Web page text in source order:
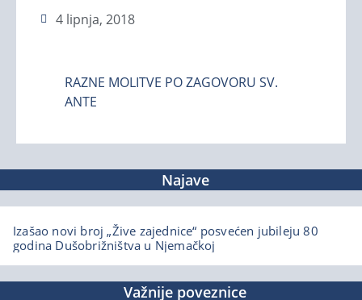
4 lipnja, 2018
RAZNE MOLITVE PO ZAGOVORU SV.
ANTE
Najave
Izašao novi broj „Žive zajednice“ posvećen jubileju 80
godina Dušobrižništva u Njemačkoj
Važnije poveznice